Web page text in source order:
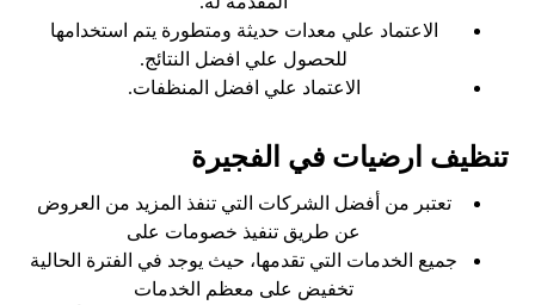
الاعتماد علي معدات حديثة ومتطورة يتم استخدامها
للحصول علي افضل النتائج.
الاعتماد علي افضل المنظفات.
تنظيف ارضيات في الفجيرة
تعتبر من أفضل الشركات التي تنفذ المزيد من العروض
عن طريق تنفيذ خصومات على
جميع الخدمات التي تقدمها، حيث يوجد في الفترة الحالية
تخفيض على معظم الخدمات